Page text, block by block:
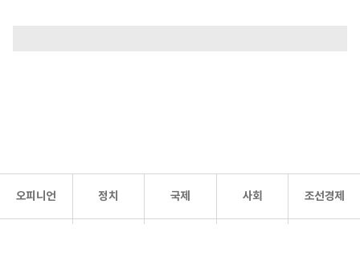
오피니언 정치 국제 사회 조선경제